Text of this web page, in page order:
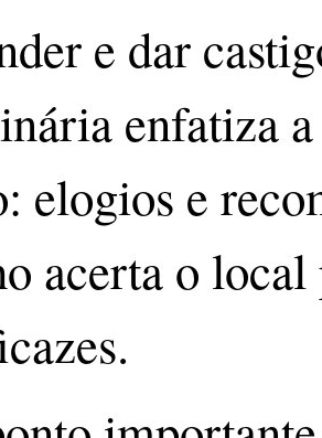
e dar
enfatiza
elogios e
acerta o